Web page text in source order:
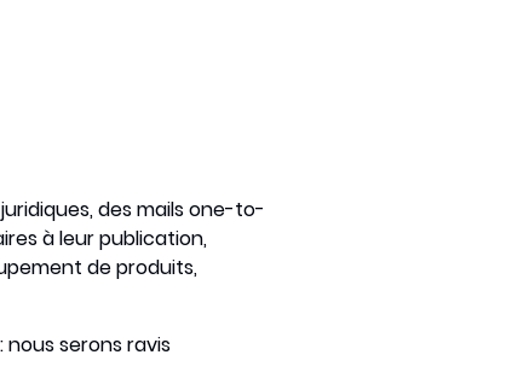
des mails one-to-
à leur publication,
de produits,
nous serons ravis